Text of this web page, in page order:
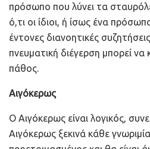
πρόσωπο που λύνει τα
ό,τι οι ίδιοι, ή ίσως ένα
έντονες διανοητικές
πνευματική διέγερση μπορεί να
πάθος.
Αιγόκερως
Ο Αιγόκερως είναι λογικός,
Αιγόκερως ξεκινά κάθε